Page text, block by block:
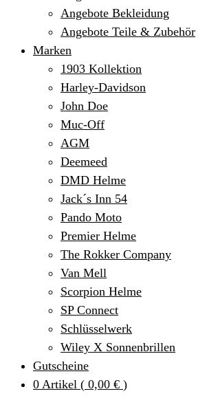
Angebote Bekleidung
Angebote Teile & Zubehör
Marken
1903 Kollektion
Harley-Davidson
John Doe
Muc-Off
AGM
Deemeed
DMD Helme
Jack´s Inn 54
Pando Moto
Premier Helme
The Rokker Company
Van Mell
Scorpion Helme
SP Connect
Schlüsselwerk
Wiley X Sonnenbrillen
Gutscheine
0 Artikel ( 0,00 € )